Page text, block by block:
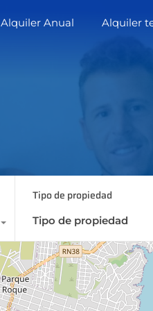
Home
Empresa
Alquiler Anual Alquiler
Tipo de propiedad
Tipo de propiedad